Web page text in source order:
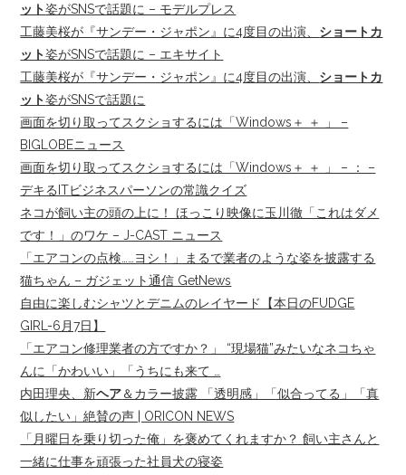
ット姿がSNSで話題に – モデルプレス
工藤美桜が『サンデー・ジャポン』に4度目の出演、 ショートカ
ット姿がSNSで話題に – エキサイト
工藤美桜が『サンデー・ジャポン』に4度目の出演、 ショートカ
ット姿がSNSで話題に
画面を切り取ってスクショするには「Windows＋ ＋ 」 –
BIGLOBEニュース
画面を切り取ってスクショするには「Windows＋ ＋ 」 – ： –
デキるITビジネスパーソンの常識クイズ
ネコが飼い主の頭の上に！ ほっこり映像に玉川徹「これはダメ
です！」のワケ – J-CAST ニュース
「エアコンの点検……ヨシ！」まるで業者のような姿を披露する
猫ちゃん – ガジェット通信 GetNews
自由に楽しむシャツとデニムのレイヤード【本日のFUDGE
GIRL-6月7日】
「エアコン修理業者の方ですか？」 “現場猫”みたいなネコちゃ
んに「かわいい」「うちにも来て …
内田理央、新ヘア＆カラー披露 「透明感」「似合ってる」「真
似したい」絶賛の声 | ORICON NEWS
「月曜日を乗り切った俺」を褒めてくれますか？ 飼い主さんと
一緒に仕事を頑張った社員犬の寝姿